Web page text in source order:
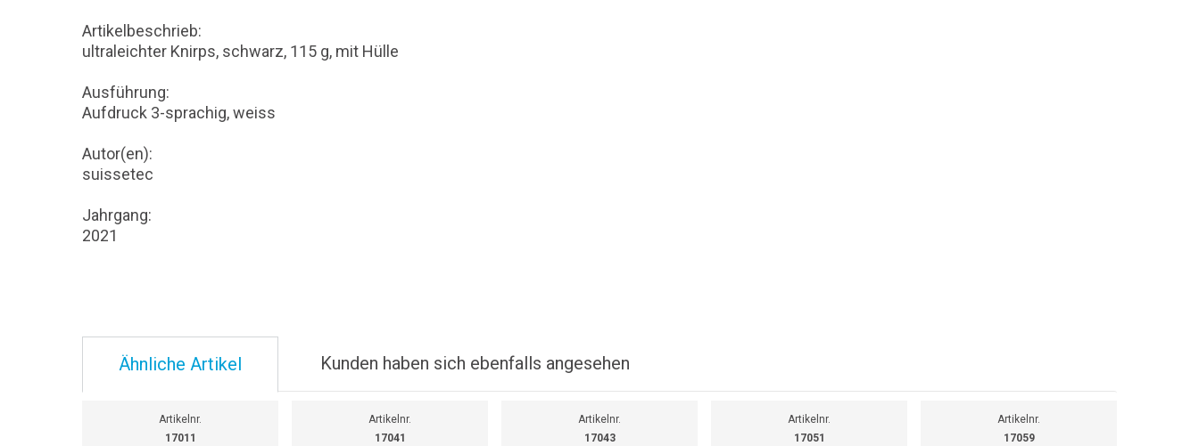
Artikelbeschrieb:
ultraleichter Knirps, schwarz, 115 g, mit Hülle
Ausführung:
Aufdruck 3-sprachig, weiss
Autor(en):
suissetec
Jahrgang:
2021
Ähnliche Artikel Kunden haben sich ebenfalls angesehen
Artikelnr.
17011
Artikelnr.
17041
Artikelnr.
17043
Artikelnr.
17051
Artikelnr.
17059